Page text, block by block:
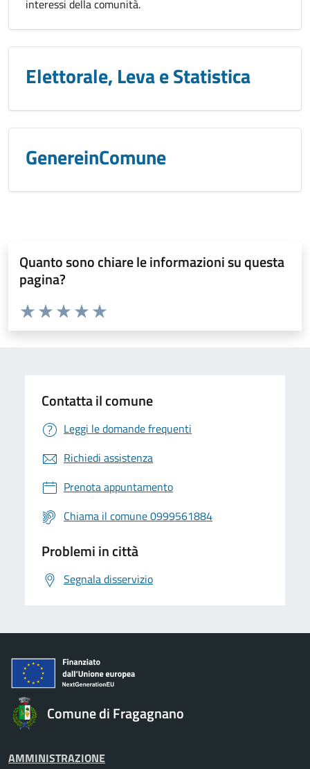
interessi della comunità.
Elettorale, Leva e Statistica
GenereinComune
Quanto sono chiare le informazioni su questa
pagina?
Valuta da 1 a 5 stelle la pagina
Valuta 5 stelle su 5
Valuta 4 stelle su 5
Valuta 3 stelle su 5
Valuta 2 stelle su 5
Valuta 1 stelle su 5
Contatta il comune
Leggi le domande frequenti
Richiedi assistenza
Prenota appuntamento
Chiama il comune 0999561884
Problemi in città
Segnala disservizio
Comune di Fragagnano
AMMINISTRAZIONE